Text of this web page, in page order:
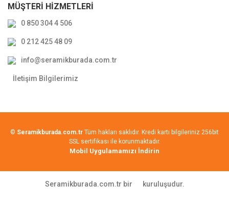
MÜŞTERİ HİZMETLERİ
0 850 304 4 506
0 212 425 48 09
info@seramikburada.com.tr
İletişim Bilgilerimiz
© Seramikburada.com.tr Tüm hakları saklıdır. Kredi kartı bilgileriniz 256bit
SSL sertifikası ile korunmaktadır.
Mobil Uygulamamızı İndirin
Seramikburada.com.tr bir kuruluşudur.